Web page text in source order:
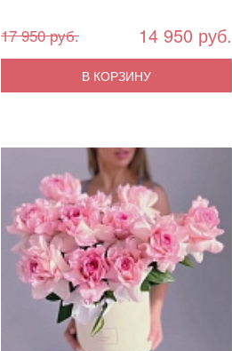
17 950 руб. 14 950 руб.
В КОРЗИНУ